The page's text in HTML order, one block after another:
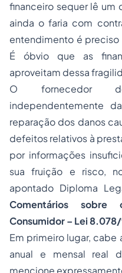
financeiro sequer lê um
ainda o faria com
entendimento é
É óbvio que as
aproveitam dessa
O fornecedor
independentemente
reparação dos danos
defeitos relativos à
por informações
sua fruição e risco,
apontado Diploma
Comentários
Consumidor – Lei
Em primeiro lugar, cabe
anual e mensal real
mencione